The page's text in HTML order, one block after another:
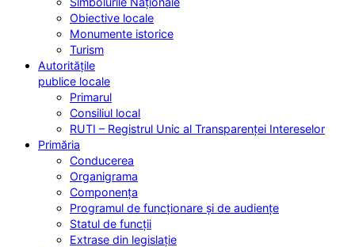
Obiective locale
Monumente istorice
Turism
Autoritățile
publice locale
Primarul
Consiliul local
RUTI – Registrul Unic al Transparenței Intereselor
Primăria
Conducerea
Organigrama
Componența
Programul de funcționare și de audiențe
Statul de funcții
Extrase din legislație